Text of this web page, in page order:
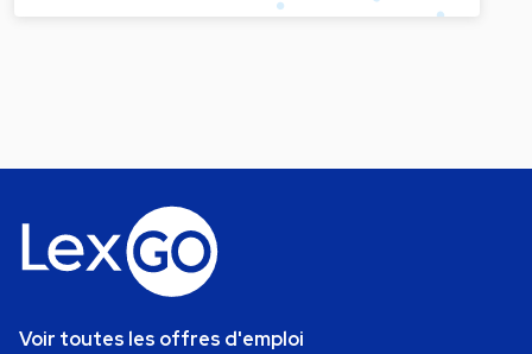
Voir toutes les offres d'emploi